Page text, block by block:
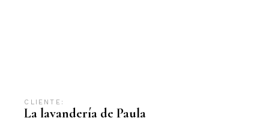
CLIENTE:
La lavandería de Paula